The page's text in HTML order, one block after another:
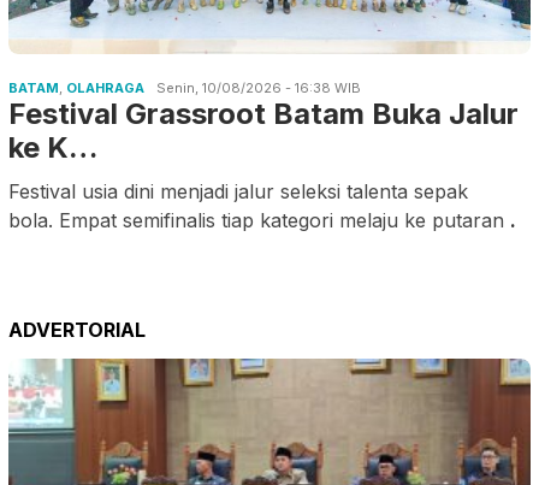
BATAM OLAHRAGA Senin, 10/08/2026 - 16:38 WIB
Festival Grassroot Batam Buka Jalur
ke K…
Festival usia dini menjadi jalur seleksi talenta sepak
bola. Empat semifinalis tiap kategori melaju ke putaran .
ADVERTORIAL